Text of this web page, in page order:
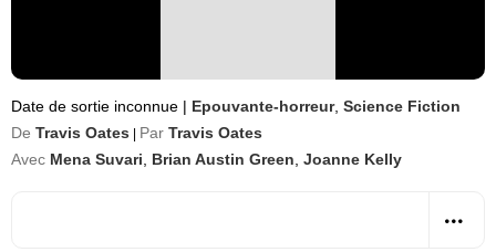
Date de sortie inconnue | Epouvante-horreur, Science Fiction
De Travis Oates Par Travis Oates
Avec Mena Suvari Brian Austin Green Joanne Kelly